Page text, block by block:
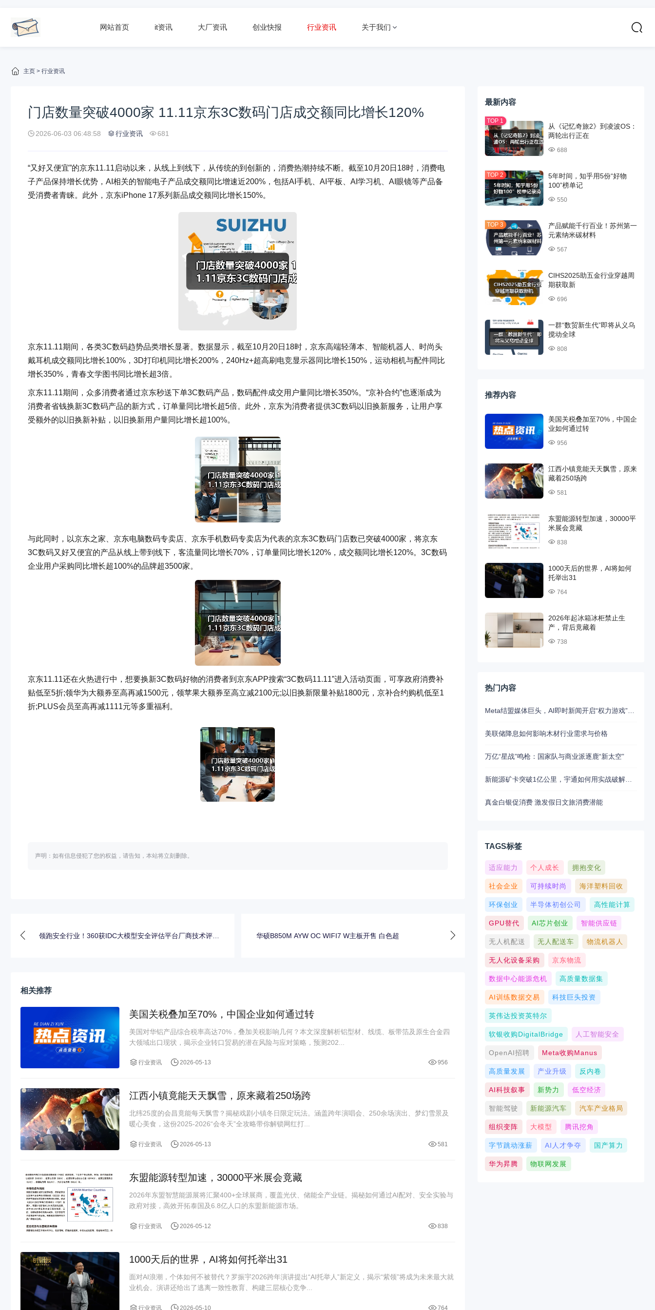
网站首页 it资讯 大厂资讯 创业快报 行业资讯 关于我们
主页 > 行业资讯
门店数量突破4000家 11.11京东3C数码门店成交额同比增长120%
2026-06-03 06:48:58 行业资讯 681
“又好又便宜”的京东11.11启动以来，从线上到线下，从传统的到创新的，消费热潮持续不断。截至10月20日18时，消费电
子产品保持增长优势，AI相关的智能电子产品成交额同比增速近200%，包括AI手机、AI平板、AI学习机、AI眼镜等产品备
受消费者青睐。此外，京东iPhone 17系列新品成交额同比增长150%。
京东11.11期间，各类3C数码趋势品类增长显著。数据显示，截至10月20日18时，京东高端轻薄本、智能机器人、时尚头
戴耳机成交额同比增长100%，3D打印机同比增长200%，240Hz+超高刷电竞显示器同比增长150%，运动相机与配件同比
增长350%，青春文学图书同比增长超3倍。
京东11.11期间，众多消费者通过京东秒送下单3C数码产品，数码配件成交用户量同比增长350%。“京补合约”也逐渐成为
消费者省钱换新3C数码产品的新方式，订单量同比增长超5倍。此外，京东为消费者提供3C数码以旧换新服务，让用户享
受额外的以旧换新补贴，以旧换新用户量同比增长超100%。
与此同时，以京东之家、京东电脑数码专卖店、京东手机数码专卖店为代表的京东3C数码门店数已突破4000家，将京东
3C数码又好又便宜的产品从线上带到线下，客流量同比增长70%，订单量同比增长120%，成交额同比增长120%。3C数码
企业用户采购同比增长超100%的品牌超3500家。
京东11.11还在火热进行中，想要换新3C数码好物的消费者到京东APP搜索“3C数码11.11”进入活动页面，可享政府消费补
贴低至5折;领华为大额券至高再减1500元，领苹果大额券至高立减2100元;以旧换新限量补贴1800元，京补合约购机低至1
折;PLUS会员至高再减1111元等多重福利。
声明：如有信息侵犯了您的权益，请告知，本站将立刻删除。
领跑安全行业！360获IDC大模型安全评估平台厂商技术评估
华硕B850M AYW OC WIFI7 W主板开售 白色超
相关推荐
美国关税叠加至70%，中国企业如何通过转
美国对华铝产品综合税率高达70%，叠加关税影响几何？本文深度解析铝型材、线缆、板带箔及原生合金四
大领域出口现状，揭示企业转口贸易的潜在风险与应对策略，预测202...
行业资讯 2026-05-13 956
江西小镇竟能天天飘雪，原来藏着250场跨
北纬25度的会昌竟能每天飘雪？揭秘戏剧小镇冬日限定玩法。涵盖跨年演唱会、250余场演出、梦幻雪景及
暖心美食，这份2025-2026“会冬天”全攻略带你解锁网红打...
行业资讯 2026-05-13 581
东盟能源转型加速，30000平米展会竟藏
2026年东盟智慧能源展将汇聚400+全球展商，覆盖光伏、储能全产业链。揭秘如何通过AI配对、安全实验与
政府对接，高效开拓泰国及6.8亿人口的东盟新能源市场。
行业资讯 2026-05-12 838
1000天后的世界，AI将如何托举出31
面对AI浪潮，个体如何不被替代？罗振宇2026跨年演讲提出“AI托举人”新定义，揭示“紫领”将成为未来最大就
业机会。演讲还给出了逃离一致性教育、构建三层核心竞争...
行业资讯 2026-05-10 764
最新内容
从《记忆奇旅2》到凌波OS：
两轮出行正在
688
5年时间，知乎用5份“好物
100”榜单记
550
产品赋能千行百业！苏州第一
元素纳米碳材料
567
CIHS2025助五金行业穿越周
期获取新
696
一群“数贸新生代”即将从义乌
搅动全球
808
推荐内容
美国关税叠加至70%，中国企
业如何通过转
956
江西小镇竟能天天飘雪，原来
藏着250场跨
581
东盟能源转型加速，30000平
米展会竟藏
838
1000天后的世界，AI将如何
托举出31
764
2026年起冰箱冰柜禁止生
产，背后竟藏着
738
热门内容
Meta结盟媒体巨头，AI即时新闻开启“权力游戏”新江湖
美联储降息如何影响木材行业需求与价格
万亿“星战”鸣枪：国家队与商业派逐鹿“新太空”
新能源矿卡突破1亿公里，宇通如何用实战破解行业最大瓶颈？
真金白银促消费 激发假日文旅消费潜能
TAGS标签
适应能力 个人成长 拥抱变化
社会企业 可持续时尚 海洋塑料回收
环保创业 半导体初创公司 高性能计算
GPU替代 AI芯片创业 智能供应链
无人机配送 无人配送车 物流机器人
无人化设备采购 京东物流
数据中心能源危机 高质量数据集
AI训练数据交易 科技巨头投资
英伟达投资英特尔
软银收购DigitalBridge 人工智能安全
OpenAI招聘 Meta收购Manus
高质量发展 产业升级 反内卷
AI科技叙事 新势力 低空经济
智能驾驶 新能源汽车 汽车产业格局
组织变阵 大模型 腾讯挖角
字节跳动涨薪 AI人才争夺 国产算力
华为昇腾 物联网发展